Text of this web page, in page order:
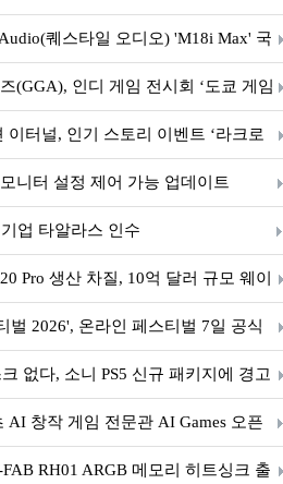
퀘스타일 오디오) 'M18i Max' 국
(GGA), 인디 게임 전시회 ‘도쿄 게임
이터널, 인기 스토리 이벤트 ‘라크로
기념 이벤트 실시!
니터 설정 제어 가능 업데이트
업 타알라스 인수
Pro 생산 차질, 10억 달러 규모 웨이
벌 2026', 온라인 페스티벌 7일 공식
없다, 소니 PS5 신규 패키지에 경고
AI 창작 게임 전문관 AI Games 오픈
RH01 ARGB 메모리 히트싱크 출